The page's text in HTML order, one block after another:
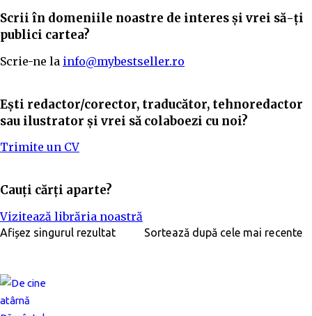
Scrii în domeniile noastre de interes și vrei să-ți
publici cartea?
Scrie-ne la info@mybestseller.ro
Ești redactor/corector, traducător, tehnoredactor
sau ilustrator și vrei să colaboezi cu noi?
Trimite un CV
Cauți cărți aparte?
Vizitează librăria noastră
Afișez singurul rezultat